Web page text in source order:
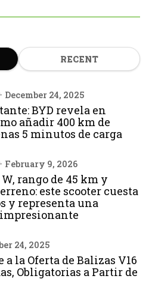
RECENT
December 24, 2025
BYD revela en
añadir 400 km de
5 minutos de carga
February 9, 2026
rango de 45 km y
este scooter cuesta
y representa una
24, 2025
a la Oferta de Balizas V16
Obligatorias a Partir de